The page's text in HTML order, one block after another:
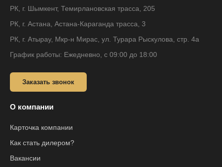
РК, г. Шымкент, Темирлановская трасса, 205
РК, г. Астана, Астана-Караганда трасса, 3
РК, г. Атырау, Мкр-н Мирас, ул. Турара Рыскулова, стр. 4а
График работы: Ежедневно, с 09:00 до 18:00
Заказать звонок
О компании
Карточка компании
Как стать дилером?
Вакансии